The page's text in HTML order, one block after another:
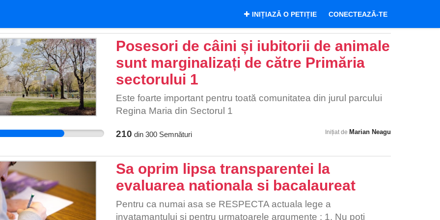
INIȚIAZĂ O PETIȚIE CONECTEAZĂ-TE
Posesori de câini și iubitorii de animale
sunt marginalizați de către Primăria
sectorului 1
Este foarte important pentru toată comunitatea din jurul parcului
Regina Maria din Sectorul 1
210 din 300Semnături Inițiat de Marian Neagu
Sa oprim lipsa transparentei la
evaluarea nationala si bacalaureat
Pentru ca numai asa se RESPECTA actuala lege a
invatamantului si pentru urmatoarele argumente : 1. Nu poți